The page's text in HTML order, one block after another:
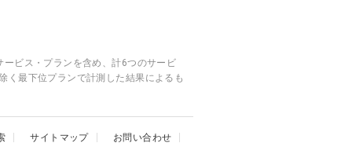
ビス・プランを含め、計6つのサービ
く最下位プランで計測した結果によるも
サイトマップ お問い合わせ